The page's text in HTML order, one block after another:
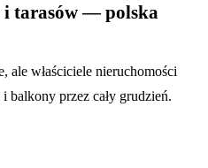
i tarasów — polska
ale właściciele nieruchomości
balkony przez cały grudzień.